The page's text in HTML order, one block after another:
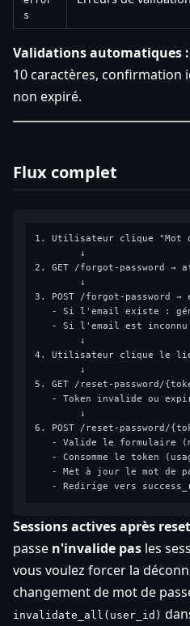
s
Validations automatiques :
10 caractères, confirmation
non expiré.
Flux complet
1. Utilisateur clique "Mot
        ↓
2. GET /forgot-password →
        ↓
3. POST /forgot-password →
- Si l'email existe :
- Si l'email est
        ↓
4. Utilisateur clique le
        ↓
5. GET /reset-password/
- Token invalide ou
        ↓
6. POST /reset-password/
- Valide le formulaire
- Consomme le token
- Met à jour le mot de
Sessions actives après
passe n'invalide pas les
vous voulez forcer la
changement de mot de
invalidate_all(user_id)